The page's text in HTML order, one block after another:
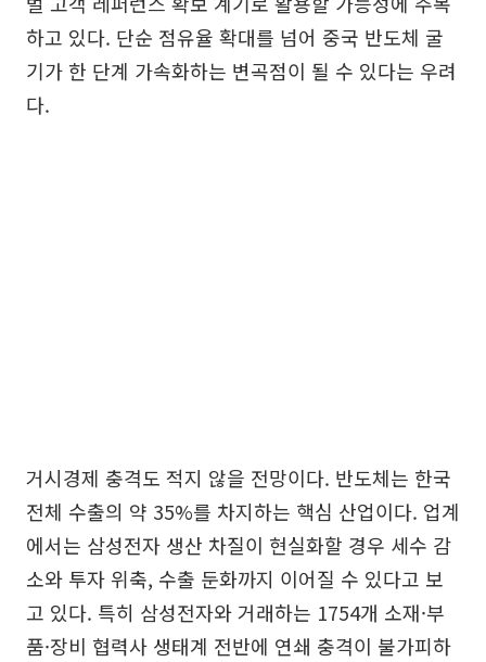
하고 있다. 단순 점유율 확대를 넘어 중국 반도체 굴
기가 한 단계 가속화하는 변곡점이 될 수 있다는 우려
다.
거시경제 충격도 적지 않을 전망이다. 반도체는 한국
전체 수출의 약 35%를 차지하는 핵심 산업이다. 업계
에서는 삼성전자 생산 차질이 현실화할 경우 세수 감
소와 투자 위축, 수출 둔화까지 이어질 수 있다고 보
고 있다. 특히 삼성전자와 거래하는 1754개 소재·부
품·장비 협력사 생태계 전반에 연쇄 충격이 불가피하